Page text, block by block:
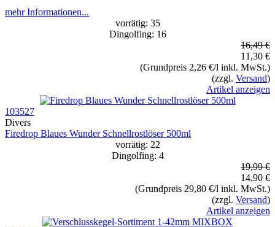
mehr Informationen...
vorrätig: 35
Dingolfing: 16
16,49 €
11,30 €
(Grundpreis 2,26 €/l inkl. MwSt.)
(zzgl. Versand)
Artikel anzeigen
103527
Divers
Firedrop Blaues Wunder Schnellrostlöser 500ml
vorrätig: 22
Dingolfing: 4
19,99 €
14,90 €
(Grundpreis 29,80 €/l inkl. MwSt.)
(zzgl. Versand)
Artikel anzeigen